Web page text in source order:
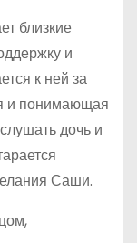
близкие
и
к ней за
и понимающая
дочь и
Саши.